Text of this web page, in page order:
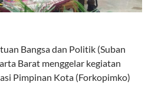
Bangsa dan Politik (Suban
Barat menggelar kegiatan
Pimpinan Kota (Forkopimko)